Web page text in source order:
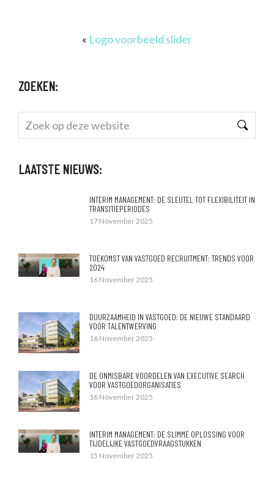
« Logo voorbeeld slider
ZOEKEN:
Zoek
op
website
LAATSTE NIEUWS:
INTERIM MANAGEMENT: DE SLEUTEL TOT FLEXIBILITEIT IN
TRANSITIEPERIODES
17 November 2025
TOEKOMST VAN VASTGOED RECRUITMENT: TRENDS VOOR
2024
16 November 2025
DUURZAAMHEID IN VASTGOED: DE NIEUWE STANDAARD
VOOR TALENTWERVING
16 November 2025
DE ONMISBARE VOORDELEN VAN EXECUTIVE SEARCH
VOOR VASTGOEDORGANISATIES
16 November 2025
INTERIM MANAGEMENT: DE SLIMME OPLOSSING VOOR
TIJDELIJKE VASTGOEDVRAAGSTUKKEN
15 November 2025